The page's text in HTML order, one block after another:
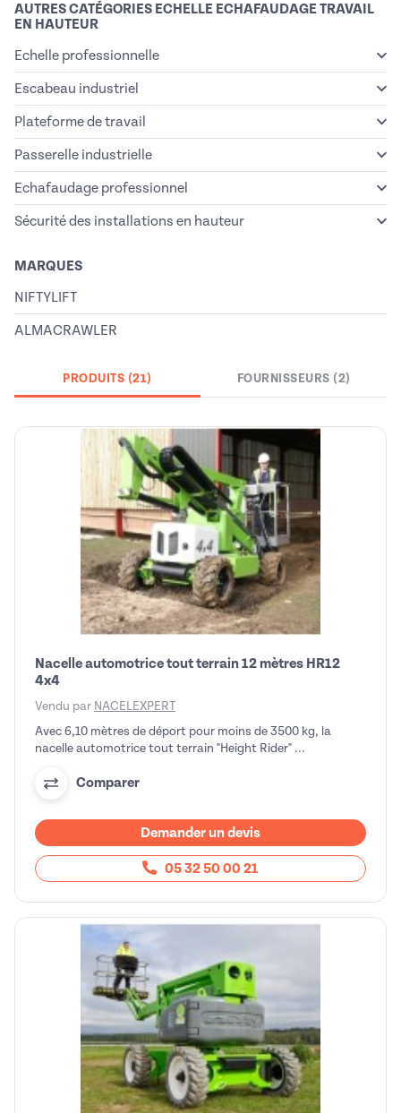
AUTRES CATÉGORIES ECHELLE ECHAFAUDAGE TRAVAIL
EN HAUTEUR
Echelle professionnelle
Escabeau industriel
Plateforme de travail
Passerelle industrielle
Echafaudage professionnel
Sécurité des installations en hauteur
MARQUES
NIFTYLIFT
ALMACRAWLER
PRODUITS (21) FOURNISSEURS (2)
Nacelle automotrice tout terrain 12 mètres HR12
4x4
Vendu par NACELEXPERT
Avec 6,10 mètres de déport pour moins de 3500 kg, la
nacelle automotrice tout terrain "Height Rider" ...
Comparer
Demander un devis
05 32 50 00 21